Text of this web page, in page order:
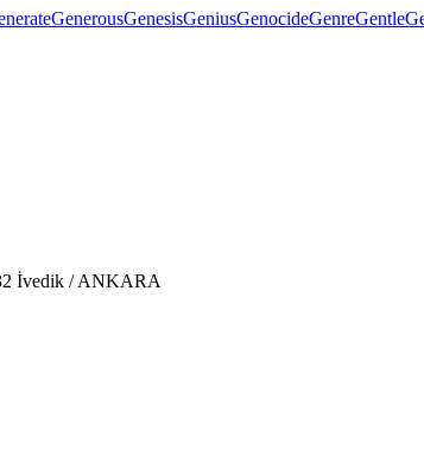
GenerousGenesisGeniusGenocideGenreGentle
İvedik / ANKARA